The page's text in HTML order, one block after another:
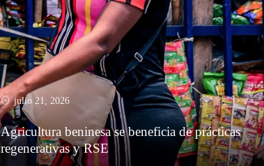
julio 21, 2026
Agricultura beninesa se beneficia de prácticas
regenerativas y RSE